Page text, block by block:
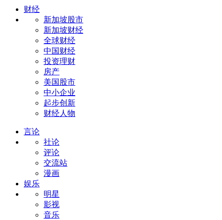
财经
新加坡股市
新加坡财经
全球财经
中国财经
投资理财
房产
美国股市
中小企业
起步创新
财经人物
言论
社论
评论
交流站
漫画
娱乐
明星
影视
音乐